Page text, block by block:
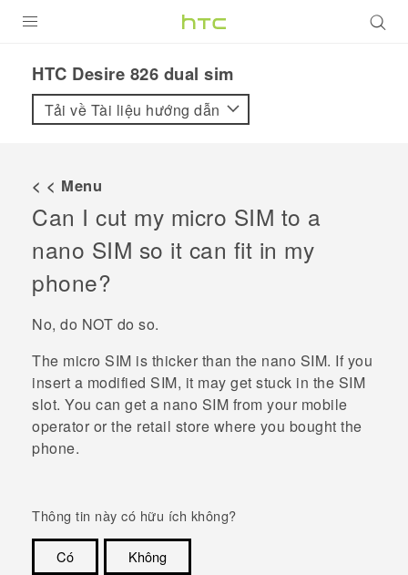
VIVE
VIVERSE
ỨNG DỤNG
HỖ TRỢ
HTC Desire 826 dual sim‎
Tải về Tài liệu hướng dẫn
< < Menu
Can I cut my micro SIM to a
nano SIM so it can fit in my
phone?
No, do NOT do so.
The micro SIM is thicker than the nano SIM. If you
insert a modified SIM, it may get stuck in the SIM
slot. You can get a nano SIM from your mobile
operator or the retail store where you bought the
phone.
Thông tin này có hữu ích không?
Có
Không